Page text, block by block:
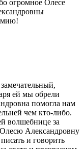
огромное Олесе
ей мы обрели
помогла нам
чем кто-либо.
волшебнице за
Александровну
и говорить